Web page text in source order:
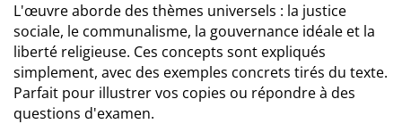
L'œuvre aborde des thèmes universels : la justice
sociale, le communalisme, la gouvernance idéale et la
liberté religieuse. Ces concepts sont expliqués
simplement, avec des exemples concrets tirés du texte.
Parfait pour illustrer vos copies ou répondre à des
questions d'examen.